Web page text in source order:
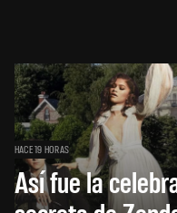
HACE 19 HORAS
Así fue la